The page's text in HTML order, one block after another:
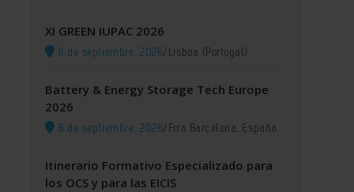
XI GREEN IUPAC 2026
8 de septiembre, 2026/Lisboa (Portugal)
Battery & Energy Storage Tech Europe
2026
8 de septiembre, 2026/Fira Barcelona, España
Itinerario Formativo Especializado para
los OCS y para las EICIS